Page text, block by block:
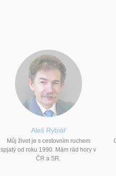
Aleš Rybiář
Můj život je s cestovním ruchem
spjatý od roku 1990. Mám rád hory v
ČR a SR.